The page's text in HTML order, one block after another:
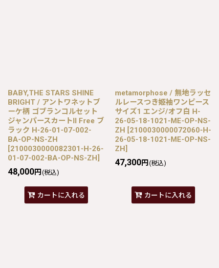
BABY,THE STARS SHINE
BRIGHT / アントワネットブ
ーケ柄 ゴブランコルセット
ジャンパースカートII Free ブ
ラック H-26-01-07-002-
BA-OP-NS-ZH
[2100030000082301-H-26-
01-07-002-BA-OP-NS-ZH]
48,000円 (税込)
カートに入れる
metamorphose / 無地ラッセ
ルレースつき姫袖ワンピース
サイズ1 エンジ/オフ白 H-
26-05-18-1021-ME-OP-NS-
ZH [2100030000072060-H-
26-05-18-1021-ME-OP-NS-
ZH]
47,300円 (税込)
カートに入れる